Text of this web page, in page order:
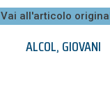
Vai all'articolo
ALCOL,GIOVANI